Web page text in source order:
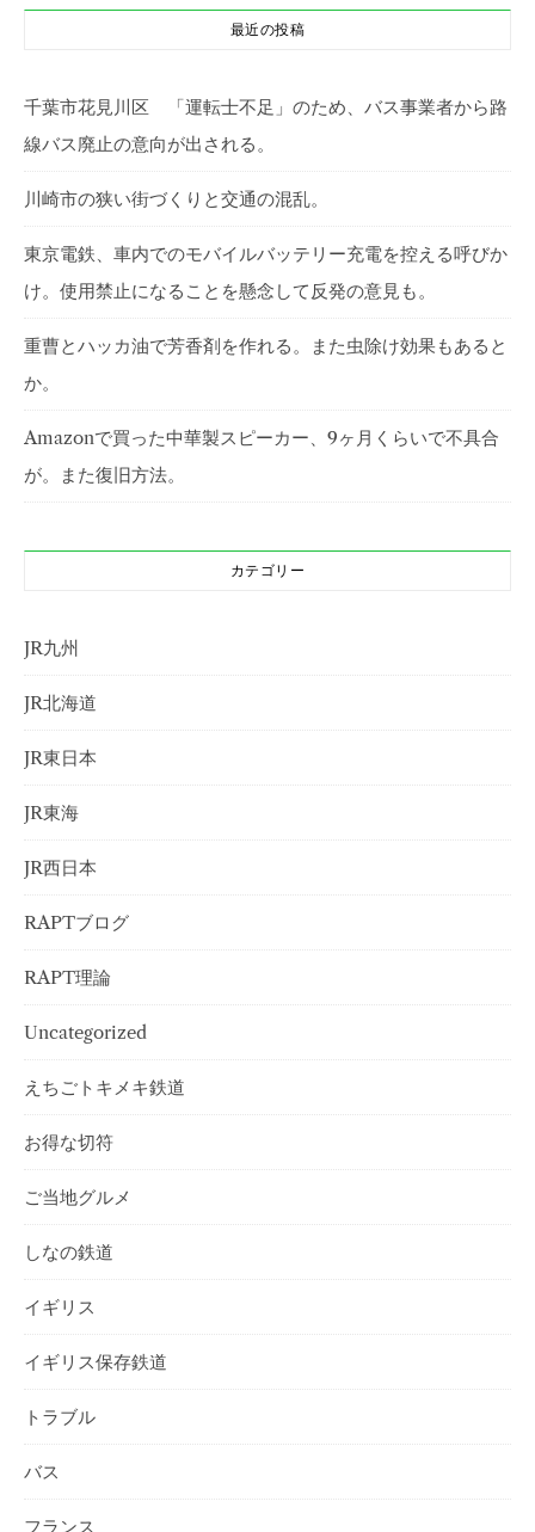
最近の投稿
千葉市花見川区 「運転士不足」のため、バス事業者から路
線バス廃止の意向が出される。
川崎市の狭い街づくりと交通の混乱。
東京電鉄、車内でのモバイルバッテリー充電を控える呼びか
け。使用禁止になることを懸念して反発の意見も。
重曹とハッカ油で芳香剤を作れる。また虫除け効果もあると
か。
Amazonで買った中華製スピーカー、9ヶ月くらいで不具合
が。また復旧方法。
カテゴリー
JR九州
JR北海道
JR東日本
JR東海
JR西日本
RAPTブログ
RAPT理論
Uncategorized
えちごトキメキ鉄道
お得な切符
ご当地グルメ
しなの鉄道
イギリス
イギリス保存鉄道
トラブル
バス
フランス